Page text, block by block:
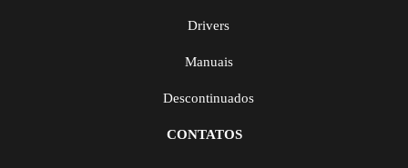
Drivers
Manuais
Descontinuados
CONTATOS